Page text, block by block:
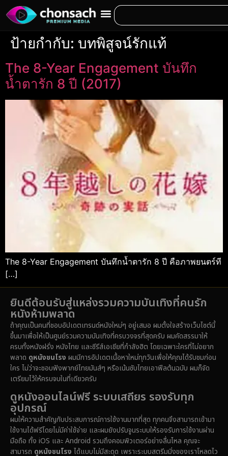
ป้ายกำกับ: บทพิสูจน์รักแท้
The 8-Year Engagement บันทึก
น้ำตารัก 8 ปี (2017)
The 8-Year Engagement บันทึกน้ำตารัก 8 ปี คือภาพยนตร์ที
[…]
ยินดีต้อนรับสู่แหล่งรวมความบันเทิงที่คนรัก
หนังห้ามพลาด
ถ้าคุณเป็นคนที่ชอบอัปเดตเทรนด์หนังใหม่ๆ อยู่เสมอ ผมตั้งใจสร้างเว็บไซต์นี้
ขึ้นมาเพื่อให้เป็นศูนย์รวมความบันเทิงที่ครบวงจรที่สุดครับ ผมคัดสรรมาให้
ครบทั้งหนังฝรั่ง หนังไทย และซีรีส์เอเชียที่กำลังฮิต โดยเฉพาะใครที่ไม่อยาก
พลาด ดูหนังชนโรง ผมมีการอัปเดตเนื้อหาใหม่ทุกวันเพื่อให้คุณได้รับชมก่อน
ใคร ไม่ว่าจะชอบฟังพากย์ไทยมันส์ๆ หรือเน้นซับไทยเอาฟีลต้นฉบับ ผมก็จัด
เตรียมไว้ให้ครบจบในที่เดียวครับ
ดูหนังออนไลน์ฟรี ระบบเสถียร รองรับทุก
อุปกรณ์
ผมให้ความสำคัญกับประสบการณ์การใช้งานมากที่สุด ทุกคนจึงสามารถเข้ามา
ใช้งานได้ฟรีโดยไม่มีค่าใช้จ่าย และผมยังปรับจูนระบบให้รองรับการใช้งานผ่าน
มือถือ ทั้ง iOS และ Android รวมถึงคอมพิวเตอร์อย่างลื่นไหล คุณจะ
สามารถ ดูหนังชนโรง ได้แบบไม่มีสะดุด เพราะระบบสตรีมมิ่งของเราโหลดไว